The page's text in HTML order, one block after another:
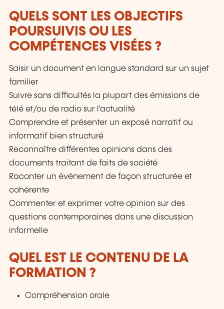
QUELS SONT LES OBJECTIFS
POURSUIVIS OU LES
COMPÉTENCES VISÉES ?
Saisir un document en langue standard sur un sujet
familier
Suivre sans difficultés la plupart des émissions de
télé et/ou de radio sur l'actualité
Comprendre et présenter un exposé narratif ou
informatif bien structuré
Reconnaître différentes opinions dans des
documents traitant de faits de société
Raconter un événement de façon structurée et
cohérente
Commenter et exprimer votre opinion sur des
questions contemporaines dans une discussion
informelle
QUEL EST LE CONTENU DE LA
FORMATION ?
Compréhension orale